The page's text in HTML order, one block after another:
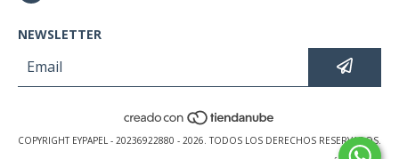
NEWSLETTER
COPYRIGHT EYPAPEL - 20236922880 - 2026. TODOS LOS DERECHOS RESERVADOS.